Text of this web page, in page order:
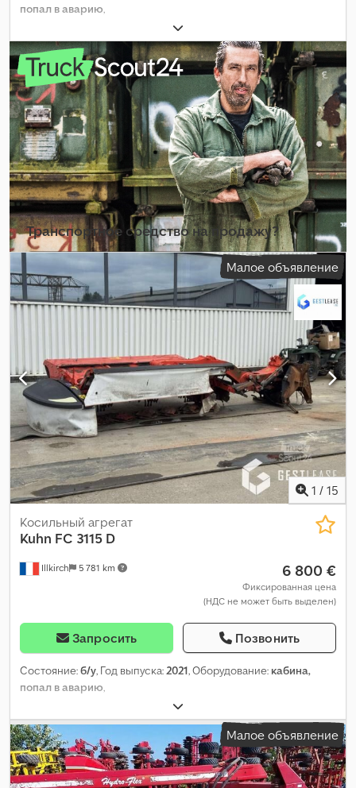
попал в аварию,
Транспортное средство на продажу?
Создать объявлениеМалое объявление
1 / 15
Illkirch 5 781 km
Косильный агрегат
Kuhn FC 3115 D
6 800 €
Фиксированная цена
(НДС не может быть выделен)
Запросить Позвонить
Состояние:б/у, Год выпуска:2021, Оборудование: кабина,
попал в аварию,
Малое объявление